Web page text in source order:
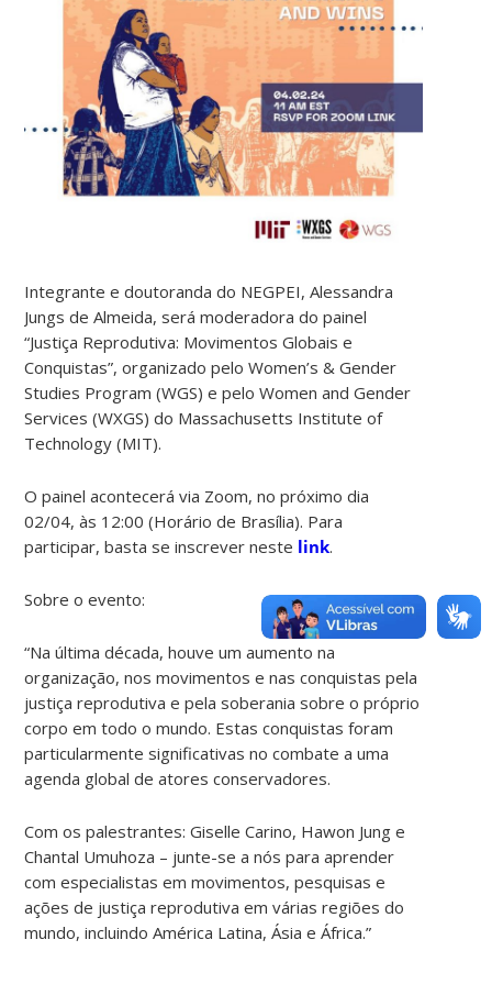
Integrante e doutoranda do NEGPEI, Alessandra
Jungs de Almeida, será moderadora do painel
“Justiça Reprodutiva: Movimentos Globais e
Conquistas”, organizado pelo Women’s & Gender
Studies Program (WGS) e pelo Women and Gender
Services (WXGS) do Massachusetts Institute of
Technology (MIT).
O painel acontecerá via Zoom, no próximo dia
02/04, às 12:00 (Horário de Brasília). Para
participar, basta se inscrever neste link.
Sobre o evento:
“Na última década, houve um aumento na
organização, nos movimentos e nas conquistas pela
justiça reprodutiva e pela soberania sobre o próprio
corpo em todo o mundo. Estas conquistas foram
particularmente significativas no combate a uma
agenda global de atores conservadores.
Com os palestrantes: Giselle Carino, Hawon Jung e
Chantal Umuhoza – junte-se a nós para aprender
com especialistas em movimentos, pesquisas e
ações de justiça reprodutiva em várias regiões do
mundo, incluindo América Latina, Ásia e África.”